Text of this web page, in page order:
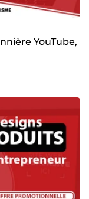
YouTube,